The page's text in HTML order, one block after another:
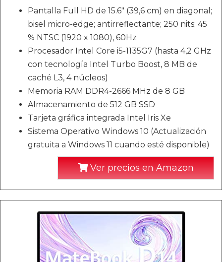
Pantalla Full HD de 15.6" (39,6 cm) en diagonal;
bisel micro-edge; antirreflectante; 250 nits; 45
% NTSC (1920 x 1080), 60Hz
Procesador Intel Core i5-1135G7 (hasta 4,2 GHz
con tecnología Intel Turbo Boost, 8 MB de
caché L3, 4 núcleos)
Memoria RAM DDR4-2666 MHz de 8 GB
Almacenamiento de 512 GB SSD
Tarjeta gráfica integrada Intel Iris Xe
Sistema Operativo Windows 10 (Actualización
gratuita a Windows 11 cuando esté disponible)
Ver precios en Amazon